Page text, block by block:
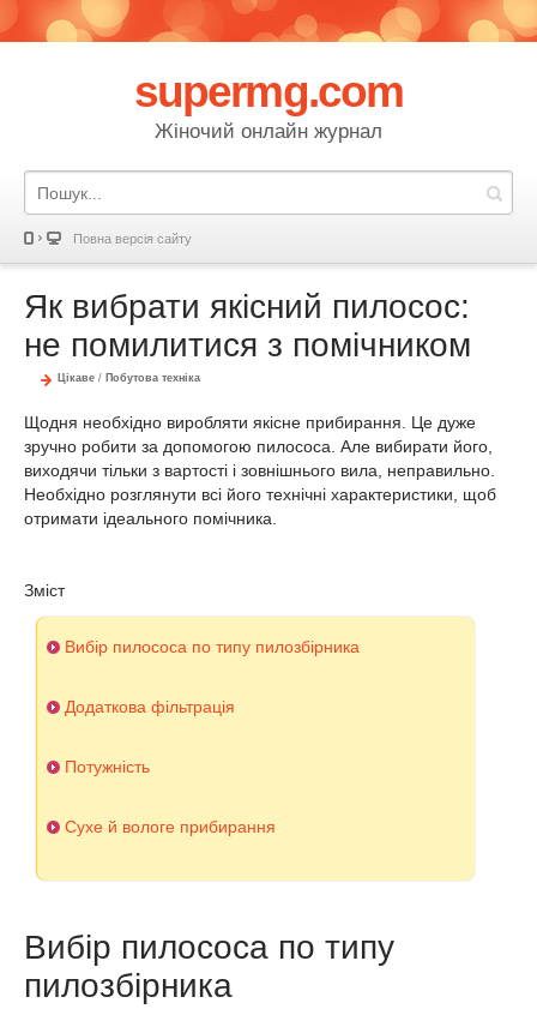
supermg.com
Жіночий онлайн журнал
Повна версія сайту
Як вибрати якісний пилосос:
не помилитися з помічником
Цікаве / Побутова техніка
Щодня необхідно виробляти якісне прибирання. Це дуже
зручно робити за допомогою пилососа. Але вибирати його,
виходячи тільки з вартості і зовнішнього вила, неправильно.
Необхідно розглянути всі його технічні характеристики, щоб
отримати ідеального помічника.
Зміст
Вибір пилососа по типу пилозбірника
Додаткова фільтрація
Потужність
Сухе й вологе прибирання
Вибір пилососа по типу
пилозбірника